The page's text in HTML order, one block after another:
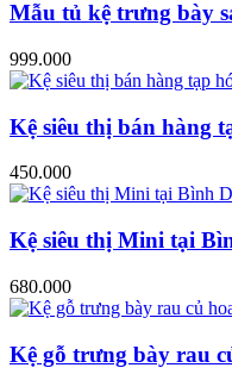
Mẫu tủ kệ trưng bày
999.000
Kệ siêu thị bán hàng
450.000
Kệ siêu thị Mini tại
680.000
Kệ gỗ trưng bày rau